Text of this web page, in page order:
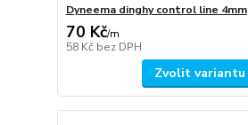
Dyneema dinghy control line 4mm
70 Kč/m
58 Kč bez DPH
Zvolit variantu